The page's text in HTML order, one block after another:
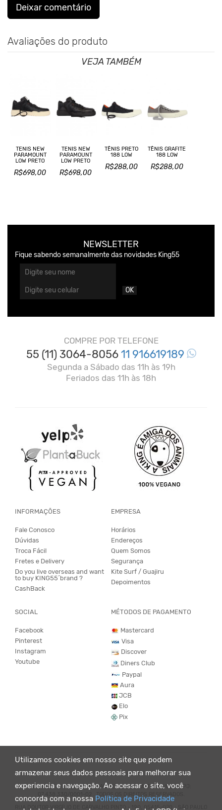
Veja abaixo tabela de tamanhos comparados a numerçao
europeia.
Deixar comentário
Avaliações do produto
VEJA TAMBÉM
TENIS NEW
PARAMOUNT
LOW PRETO
R$698,00
TENIS NEW
PARAMOUNT
LOW PRETO
R$698,00
TÊNIS PRETO
188 LOW
R$288,00
TÊNIS GRAFITE
188 LOW
R$288,00
Utilizamos cookies em nosso site que podem
armazenar seus dados pessoais para melhorar sua
experiencia e navegação. Ao acessar o site, você
concorda com a nossa Política de Privacidade
NEWSLETTER
Fique sabendo semanalmente das novidades King55
OK
COMPRE POR TELEFONE
55 (11) 3064-805611 916619189
Segunda a Sábado das 11h às 19h
Feriados das 11h às 18h
INFORMAÇÕES
Fale Conosco
Dúvidas
Troca Fácil
Fretes e Delivery
Do you live overseas and want
to buy KING55´brand ?
CashBack
EMPRESA
Horários
Endereços
Quem Somos
Segurança
Kite Surf / Guajiru
Depoimentos
SOCIAL
Facebook
Pinterest
Instagram
Youtube
MÉTODOS DE PAGAMENTO
Mastercard
Visa
Discover
Diners Club
Paypal
Aura
JCB
Elo
Pix
© KING55 - LOJA DE ROUPAS VEGANO E SUSTENTÁVEL. CNPJ:
07.438.330/0001-02 . TODOS OS DIREITOS RESERVADOS.
RUA DOUTOR VIRGÍLIO DE CARVALHO PINTO - 190, 05415-020 - SÃO PAULO